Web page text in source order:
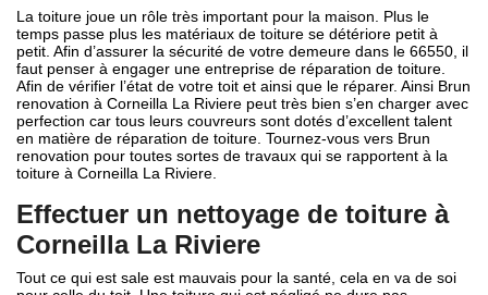
La toiture joue un rôle très important pour la maison. Plus le
temps passe plus les matériaux de toiture se détériore petit à
petit. Afin d’assurer la sécurité de votre demeure dans le 66550, il
faut penser à engager une entreprise de réparation de toiture.
Afin de vérifier l’état de votre toit et ainsi que le réparer. Ainsi Brun
renovation à Corneilla La Riviere peut très bien s’en charger avec
perfection car tous leurs couvreurs sont dotés d’excellent talent
en matière de réparation de toiture. Tournez-vous vers Brun
renovation pour toutes sortes de travaux qui se rapportent à la
toiture à Corneilla La Riviere.
Effectuer un nettoyage de toiture à
Corneilla La Riviere
Tout ce qui est sale est mauvais pour la santé, cela en va de soi